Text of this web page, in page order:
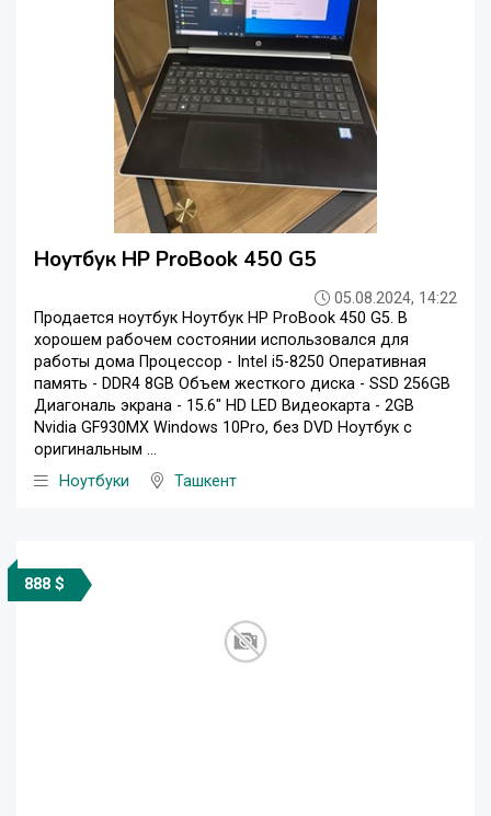
Ноутбук HP ProBook 450 G5
05.08.2024, 14:22
Продается ноутбук Ноутбук HP ProBook 450 G5. В
хорошем рабочем состоянии использовался для
работы дома Процессор - Intel i5-8250 Оперативная
память - DDR4 8GB Объем жесткого диска - SSD 256GB
Диагональ экрана - 15.6" HD LED Видеокарта - 2GB
Nvidia GF930MX Windows 10Pro, без DVD Ноутбук с
оригинальным ...
Ноутбуки
Ташкент
888 $